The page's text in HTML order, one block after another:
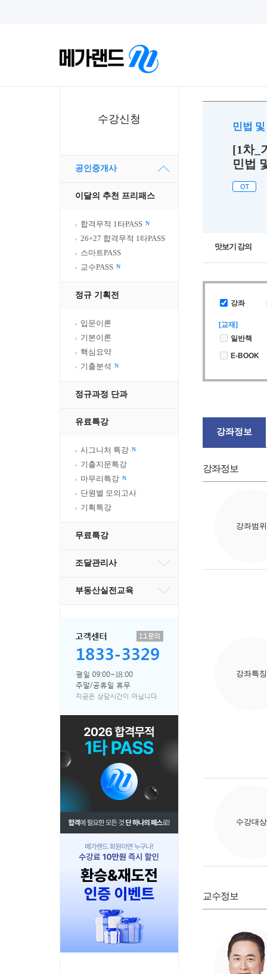
수강신청
공인중개사
이달의 추천 프리패스
합격무적 1타PASS N
26+27 합격무적 1타PASS
스마트PASS
교수PASS N
정규 기획전
입문이론
기본이론
핵심요약
기출분석
N
정규과정 단과
유료특강
시그니처 특강 N
기출지문특강
마무리특강 N
단원별 모의고사
기획특강
무료특강
조달관리사
부동산실전교육
민법
[1차_
민법
맛보기 강의
강좌
[교재]
일반책
E-BOOK
강좌정보
강좌정보
강좌범위
강좌특징
수강대상
교수정보